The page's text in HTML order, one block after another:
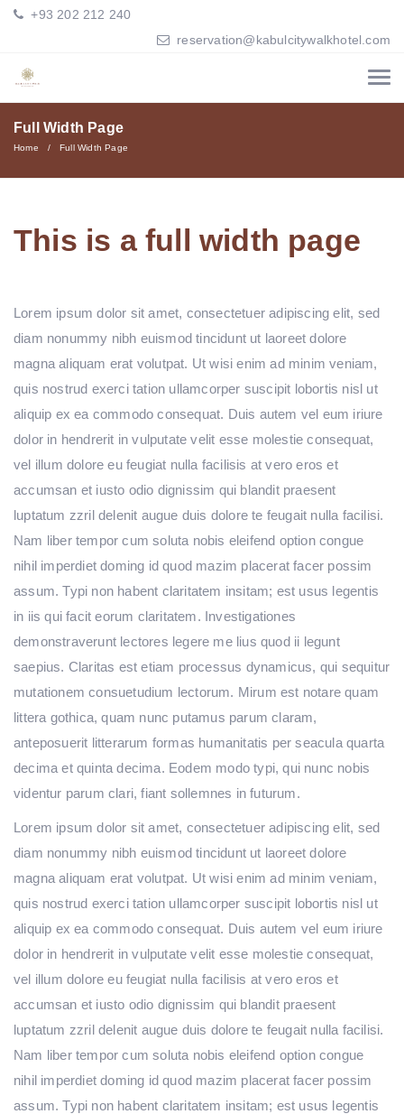
+93 202 212 240
reservation@kabulcitywalkhotel.com
Full Width Page
Home Full Width Page
This is a full width page
Lorem ipsum dolor sit amet, consectetuer adipiscing elit, sed
diam nonummy nibh euismod tincidunt ut laoreet dolore
magna aliquam erat volutpat. Ut wisi enim ad minim veniam,
quis nostrud exerci tation ullamcorper suscipit lobortis nisl ut
aliquip ex ea commodo consequat. Duis autem vel eum iriure
dolor in hendrerit in vulputate velit esse molestie consequat,
vel illum dolore eu feugiat nulla facilisis at vero eros et
accumsan et iusto odio dignissim qui blandit praesent
luptatum zzril delenit augue duis dolore te feugait nulla facilisi.
Nam liber tempor cum soluta nobis eleifend option congue
nihil imperdiet doming id quod mazim placerat facer possim
assum. Typi non habent claritatem insitam; est usus legentis
in iis qui facit eorum claritatem. Investigationes
demonstraverunt lectores legere me lius quod ii legunt
saepius. Claritas est etiam processus dynamicus, qui sequitur
mutationem consuetudium lectorum. Mirum est notare quam
littera gothica, quam nunc putamus parum claram,
anteposuerit litterarum formas humanitatis per seacula quarta
decima et quinta decima. Eodem modo typi, qui nunc nobis
videntur parum clari, fiant sollemnes in futurum.
Lorem ipsum dolor sit amet, consectetuer adipiscing elit, sed
diam nonummy nibh euismod tincidunt ut laoreet dolore
magna aliquam erat volutpat. Ut wisi enim ad minim veniam,
quis nostrud exerci tation ullamcorper suscipit lobortis nisl ut
aliquip ex ea commodo consequat. Duis autem vel eum iriure
dolor in hendrerit in vulputate velit esse molestie consequat,
vel illum dolore eu feugiat nulla facilisis at vero eros et
accumsan et iusto odio dignissim qui blandit praesent
luptatum zzril delenit augue duis dolore te feugait nulla facilisi.
Nam liber tempor cum soluta nobis eleifend option congue
nihil imperdiet doming id quod mazim placerat facer possim
assum. Typi non habent claritatem insitam; est usus legentis